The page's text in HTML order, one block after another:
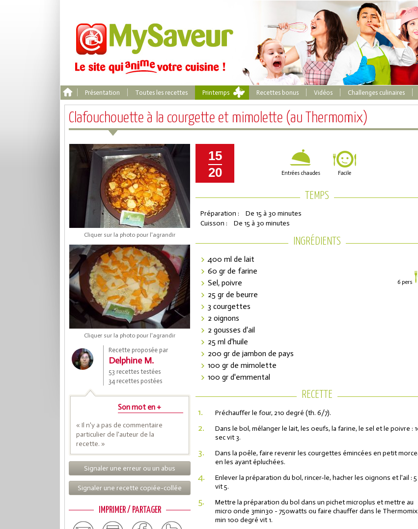
Présentation Toutes les recettes Printemps Recettes bonus Vidéos Challenges culinaires
Clafouchouette à la courgette et mimolette (au Thermomix)
Cliquer sur la photo pour l'agrandir
Cliquer sur la photo pour l'agrandir
Recette proposée par
Delphine M.
53 recettes testées
34 recettes postées
Son mot en +
« Il n'y a pas de commentaire
particulier de l'auteur de la
recette. »
Signaler une erreur ou un abus
Signaler une recette copiée-collée
IMPRIMER / PARTAGER
15
20
Entrées chaudes Facile
TEMPS
Préparation :
De 15 à 30 minutes
Cuisson :
De 15 à 30 minutes
INGRÉDIENTS
6 pers
400 ml de lait
60 gr de farine
Sel, poivre
25 gr de beurre
3 courgettes
2 oignons
2 gousses d'ail
25 ml d'huile
200 gr de jambon de pays
100 gr de mimolette
100 gr d'emmental
RECETTE
1. Préchauffer le four, 210 degré (th. 6/7).
2.
Dans le bol, mélanger le lait, les oeufs, la farine, le sel et le poivre :
sec vit 3.
3.
Dans la poêle, faire revenir les courgettes émincées en petit
en les ayant épluchées.
4.
Enlever la préparation du bol, rincer-le, hacher les oignons et l'ail :
vit 5.
5.
Mettre la préparation du bol dans un pichet microplus et mettre au
micro onde 3min30 - 750watts ou faire chauffer dans le Thermomix
min 100 degré vit 1.
Coupons de réduction
Saveurs de l'Année